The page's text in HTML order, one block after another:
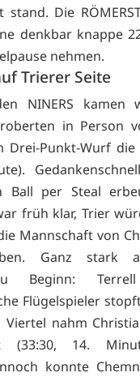
Die
denkbar knappe
nehmen.
Trierer Seite
NINERS kamen
in Person
Drei-Punkt-Wurf
Ball per Steal
früh klar, Trier
Mannschaft von
Ganz stark
Beginn:
Flügelspieler
Viertel nahm
(33:30, 14.
konnte